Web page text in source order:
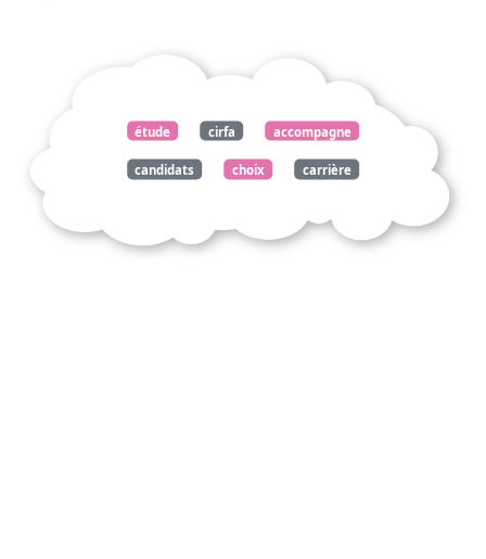
étude cirfa accompagne
candidats choix carrière